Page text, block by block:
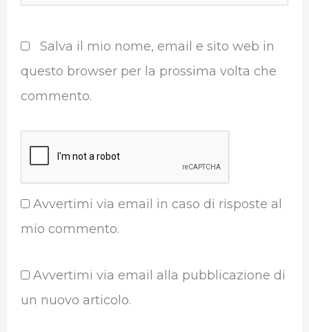
Salva il mio nome, email e sito web in
questo browser per la prossima volta che
commento.
Avvertimi via email in caso di risposte al
mio commento.
Avvertimi via email alla pubblicazione di
un nuovo articolo.